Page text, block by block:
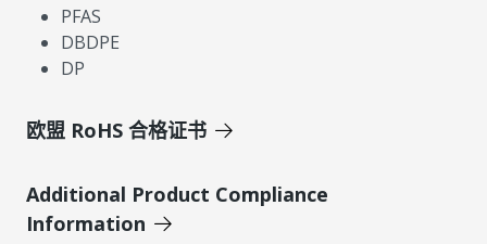
PFAS
DBDPE
DP
欧盟 RoHS 合格证书
Additional Product Compliance
Information